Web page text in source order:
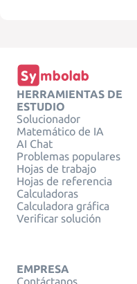
HERRAMIENTAS DE
ESTUDIO
Solucionador
Matemático de IA
AI Chat
Problemas populares
Hojas de trabajo
Hojas de referencia
Calculadoras
Calculadora gráfica
Verificar solución
EMPRESA